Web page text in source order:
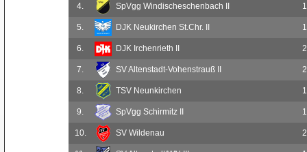
4. SpVgg Windischeschenbach II 1
5. DJK Neukirchen St.Chr. II 1
6. DJK Irchenrieth II 2
7. SV Altenstadt-Vohenstrauß II 2
8. TSV Neunkirchen 1
9. SpVgg Schirmitz II 1
10. SV Wildenau 2